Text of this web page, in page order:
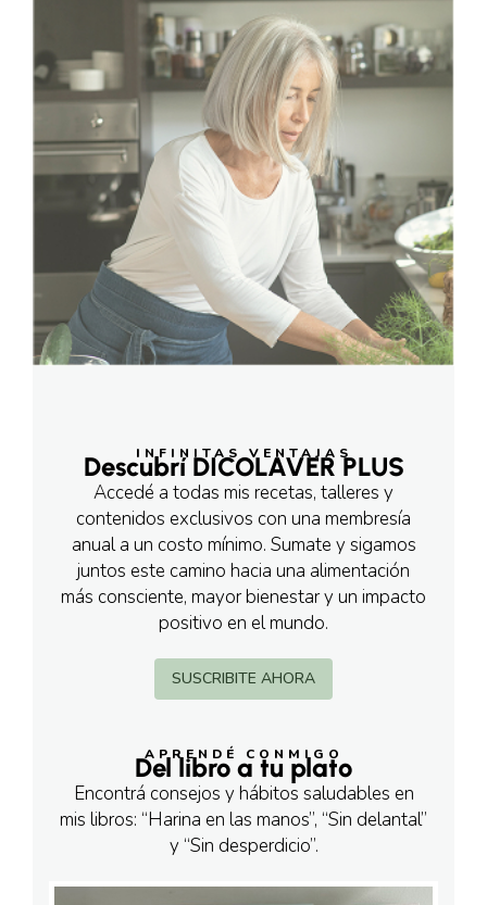
INFINITAS VENTAJAS
Descubrí DICOLAVER PLUS
Accedé a todas mis recetas, talleres y
contenidos exclusivos con una membresía
anual a un costo mínimo. Sumate y sigamos
juntos este camino hacia una alimentación
más consciente, mayor bienestar y un impacto
positivo en el mundo.
SUSCRIBITE AHORA
APRENDÉ CONMIGO
Del libro a tu plato
Encontrá consejos y hábitos saludables en
mis libros: “Harina en las manos”, “Sin delantal”
y “Sin desperdicio”.